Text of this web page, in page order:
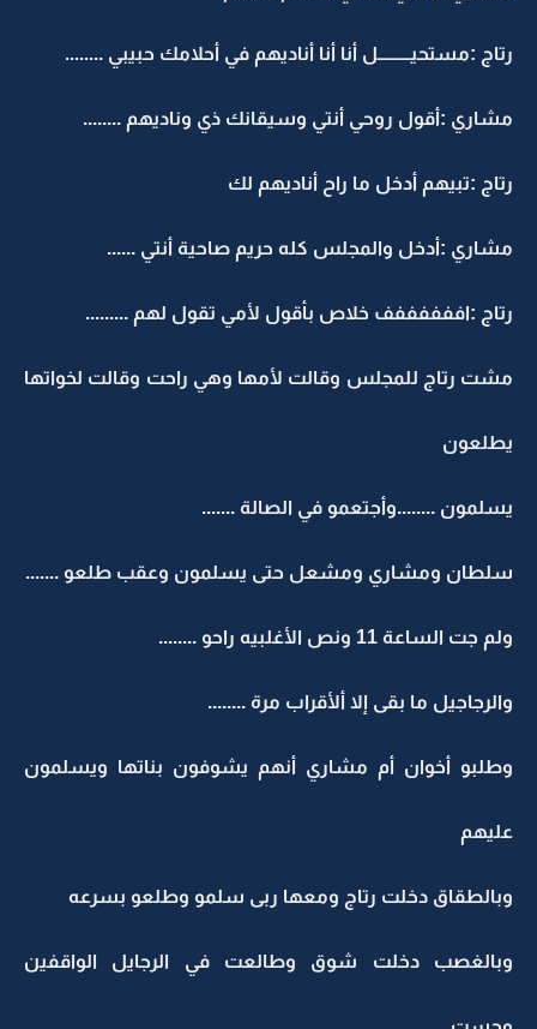
رتاج :مستحيـــــــــل أنا أنا أناديهم في أحلامك حبيبي ........
مشاري :أقول روحي أنتي وسيقانك ذي وناديهم ........
رتاج :تبيهم أدخل ما راح أناديهم لك
مشاري :أدخل والمجلس كله حريم صاحية أنتي ......
رتاج :اففففففف خلاص بأقول لأمي تقول لهم .........
مشت رتاج للمجلس وقالت لأمها وهي راحت وقالت لخواتها
يطلعون
يسلمون ........وأجتعمو في الصالة .......
سلطان ومشاري ومشعل حتى يسلمون وعقب طلعو .......
ولم جت الساعة 11 ونص الأغلبيه راحو ........
والرجاجيل ما بقى إلا ألأقراب مرة ........
وطلبو أخوان أم مشاري أنهم يشوفون بناتها ويسلمون
عليهم
وبالطقاق دخلت رتاج ومعها ربى سلمو وطلعو بسرعه
وبالغصب دخلت شوق وطالعت في الرجايل الواقفين